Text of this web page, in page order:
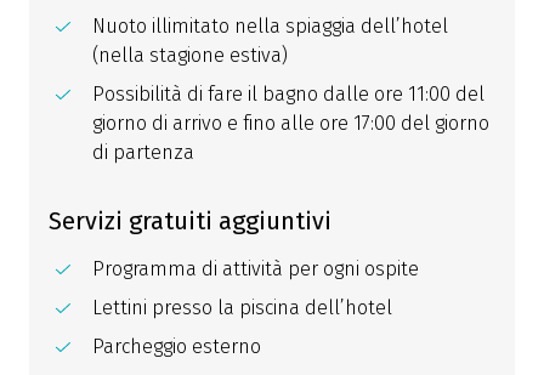
Nuoto illimitato nella spiaggia dell’hotel
(nella stagione estiva)
Possibilità di fare il bagno dalle ore 11:00 del
giorno di arrivo e fino alle ore 17:00 del giorno
di partenza
Servizi gratuiti aggiuntivi
Programma di attività per ogni ospite
Lettini presso la piscina dell’hotel
Parcheggio esterno